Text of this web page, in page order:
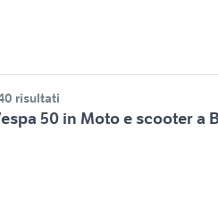
risultati
50 in Moto e scooter a